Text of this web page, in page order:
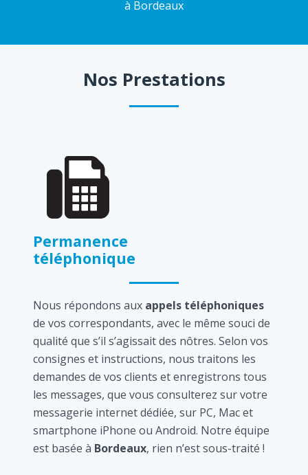
à Bordeaux
Nos Prestations
Permanence
téléphonique
Nous répondons aux appels téléphoniques
de vos correspondants, avec le même souci de
qualité que s’il s’agissait des nôtres. Selon vos
consignes et instructions, nous traitons les
demandes de vos clients et enregistrons tous
les messages, que vous consulterez sur votre
messagerie internet dédiée, sur PC, Mac et
smartphone iPhone ou Android. Notre équipe
est basée à Bordeaux, rien n’est sous-traité !